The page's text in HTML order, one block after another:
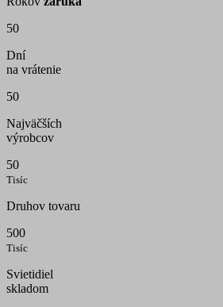
50
Dní
na vrátenie
50
Najväčších
výrobcov
50
Tisíc
Druhov tovaru
500
Tisíc
Svietidiel
skladom